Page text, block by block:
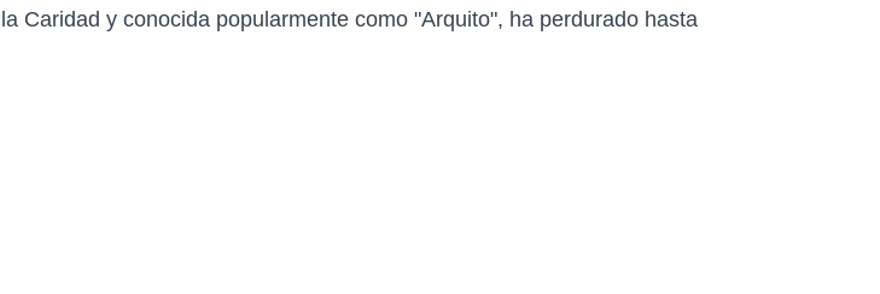
Caridad y conocida popularmente como "Arquito", ha perdurado hasta